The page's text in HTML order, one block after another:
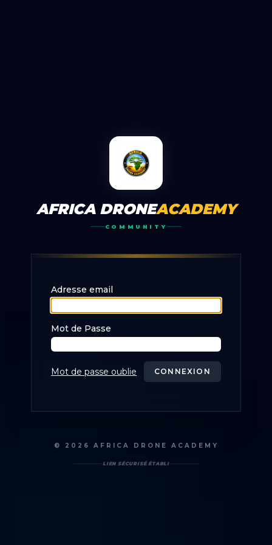
AFRICA DRONEACADEMY
COMMUNITY
Adresse email
Mot de Passe
Mot de passe oublie CONNEXION
© 2026 AFRICA DRONE ACADEMY
LIEN SÉCURISÉ ÉTABLI